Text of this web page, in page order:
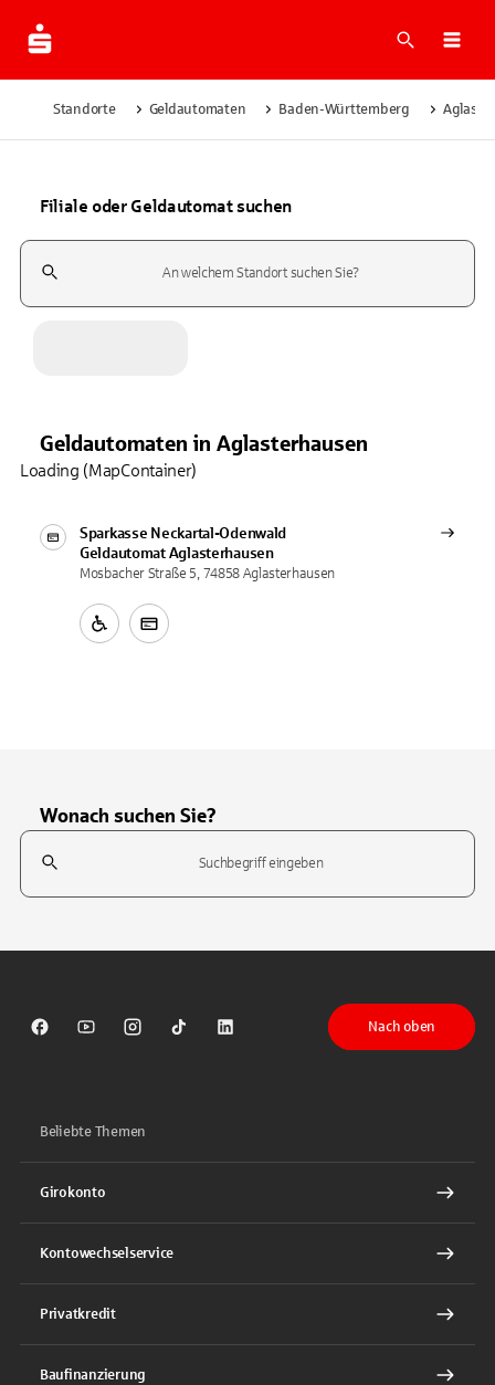
Suche
Standorte Geldautomaten Baden-Württemberg
Filiale oder Geldautomat suchen
Suchfeld
Geldautomaten in Aglasterhausen
Sparkasse Neckartal-Odenwald
Geldautomat Aglasterhausen
Mosbacher Straße 5, 74858 Aglasterhausen
Loading (MapContainer)
Wonach suchen Sie?
Suchfeld
Sparkasse auf Facebook
Sparkasse auf Youtube
Sparkasse auf Instagram
Sparkasse auf TikTok
Sparkasse auf LinkedIn
Nach oben
Beliebte Themen
Girokonto
Kontowechselservice
Privatkredit
Baufinanzierung